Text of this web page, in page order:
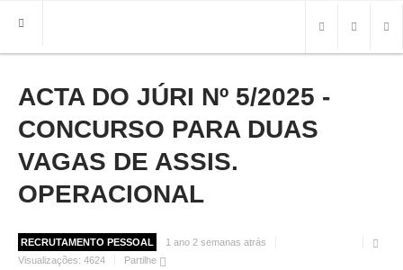
HOME
FREGUESIA
INFO
HISTÓRIA
TRANSPORTES
ACTA DO JÚRI Nº 5/2025 -
CONCURSO PARA DUAS
VAGAS DE ASSIS.
OPERACIONAL
RECRUTAMENTO PESSOAL
1 ano 2 semanas atrás
Visualizações: 4624 Partilhe